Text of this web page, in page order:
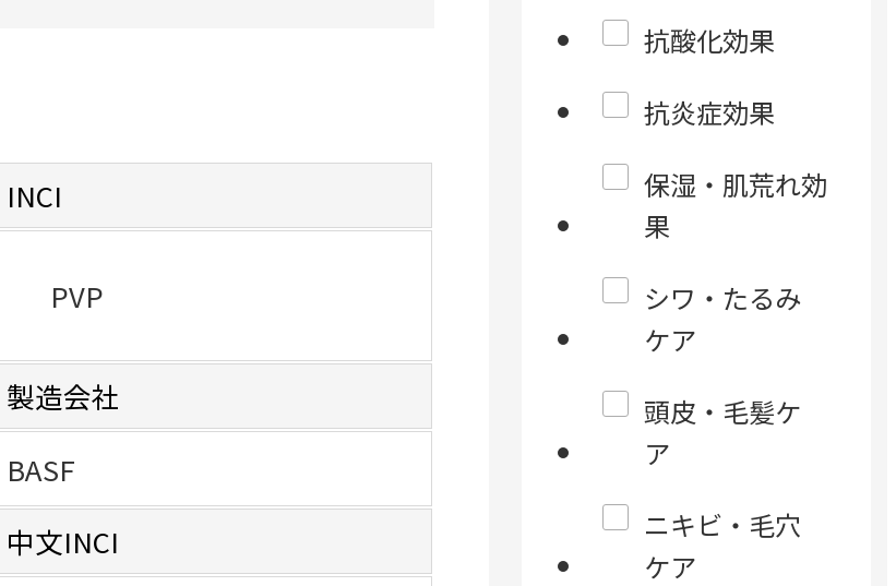
INCI
PVP
製造会社
BASF
中文INCI
抗酸化効果
抗炎症効果
保湿・肌荒れ効
果
シワ・たるみ
ケア
頭皮・毛髪ケ
ア
ニキビ・毛穴
ケア